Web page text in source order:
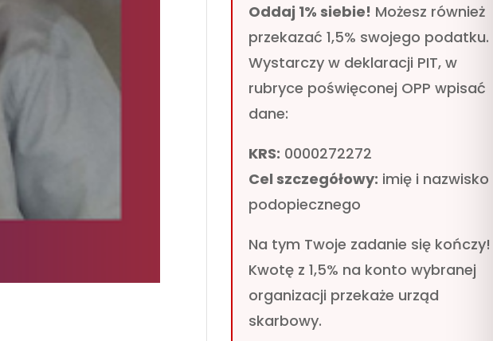
Oddaj 1% siebie! Możesz również
przekazać 1,5% swojego podatku.
Wystarczy w deklaracji PIT, w
rubryce poświęconej OPP wpisać
dane:
KRS: 0000272272
Cel szczegółowy: imię i nazwisko
podopiecznego
Na tym Twoje zadanie się kończy!
Kwotę z 1,5% na konto wybranej
organizacji przekaże urząd
skarbowy.